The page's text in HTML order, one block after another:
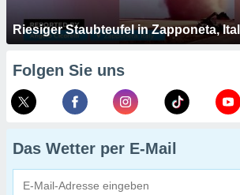
Riesiger Staubteufel in Zapponeta,
Folgen Sie uns
Das Wetter per E-Mail